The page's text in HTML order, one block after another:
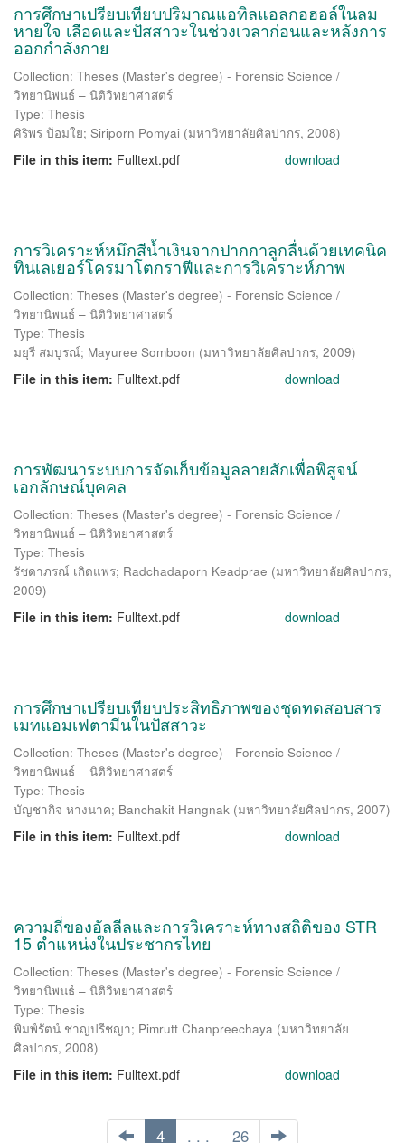
การศึกษาเปรียบเทียบปริมาณแอทิลแอลกอฮอล์ในลม
หายใจ เลือดและปัสสาวะในช่วงเวลาก่อนและหลังการ
ออกกำลังกาย
Collection: Theses (Master's degree) - Forensic Science /
วิทยานิพนธ์ – นิติวิทยาศาสตร์
Type: Thesis
ศิริพร ป้อมใย; Siriporn Pomyai (มหาวิทยาลัยศิลปากร, 2008)
File in this item: Fulltext.pdf download
การวิเคราะห์หมึกสีน้ำเงินจากปากกาลูกลื่นด้วยเทคนิค
ทินเลเยอร์โครมาโตกราฟีและการวิเคราะห์ภาพ
Collection: Theses (Master's degree) - Forensic Science /
วิทยานิพนธ์ – นิติวิทยาศาสตร์
Type: Thesis
มยุรี สมบูรณ์; Mayuree Somboon (มหาวิทยาลัยศิลปากร, 2009)
File in this item: Fulltext.pdf download
การพัฒนาระบบการจัดเก็บข้อมูลลายสักเพื่อพิสูจน์
เอกลักษณ์บุคคล
Collection: Theses (Master's degree) - Forensic Science /
วิทยานิพนธ์ – นิติวิทยาศาสตร์
Type: Thesis
รัชดาภรณ์ เกิดแพร; Radchadaporn Keadprae (มหาวิทยาลัยศิลปากร,
2009)
File in this item: Fulltext.pdf download
การศึกษาเปรียบเทียบประสิทธิภาพของชุดทดสอบสาร
เมทแอมเฟตามีนในปัสสาวะ
Collection: Theses (Master's degree) - Forensic Science /
วิทยานิพนธ์ – นิติวิทยาศาสตร์
Type: Thesis
บัญชากิจ หางนาค; Banchakit Hangnak (มหาวิทยาลัยศิลปากร, 2007)
File in this item: Fulltext.pdf download
ความถี่ของอัลลีลและการวิเคราะห์ทางสถิติของ STR
15 ตำแหน่งในประชากรไทย
Collection: Theses (Master's degree) - Forensic Science /
วิทยานิพนธ์ – นิติวิทยาศาสตร์
Type: Thesis
พิมพ์รัตน์ ชาญปรีชญา; Pimrutt Chanpreechaya (มหาวิทยาลัย
ศิลปากร, 2008)
File in this item: Fulltext.pdf download
4 . . . 26